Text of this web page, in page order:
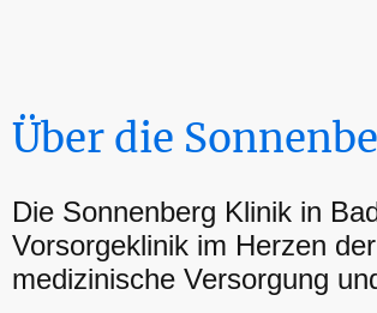
Über die
Die Sonnenberg Klinik in
Vorsorgeklinik im Herzen
medizinische Versorgung